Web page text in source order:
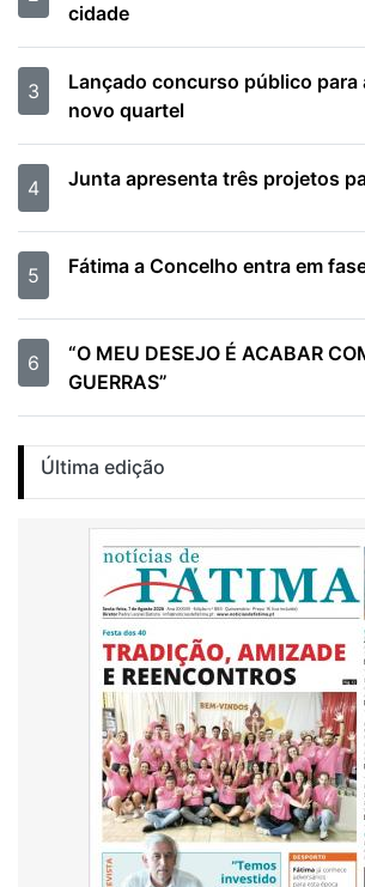
cidade
3
Lançado concurso público
novo quartel
4 Junta apresenta três projetos
5 Fátima a Concelho entra em
6
“O MEU DESEJO É ACABAR
GUERRAS”
Última edição